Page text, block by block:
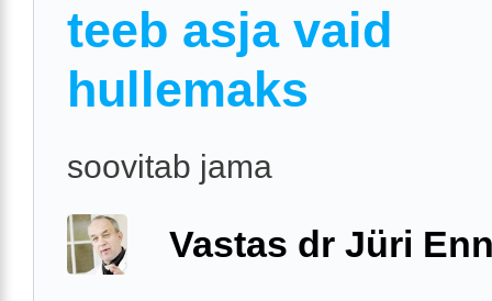
teeb asja vaid
hullemaks
soovitab jama
Vastas dr Jüri